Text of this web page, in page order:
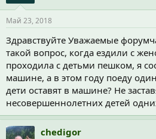
Май 23, 2018
Здравствуйте Уважаемые
такой вопрос, когда ездили с
проходила с детьми пешком, я
машине, а в этом году поеду
дети оставят в машине? Не
несовершеннолетних детей
chedigor